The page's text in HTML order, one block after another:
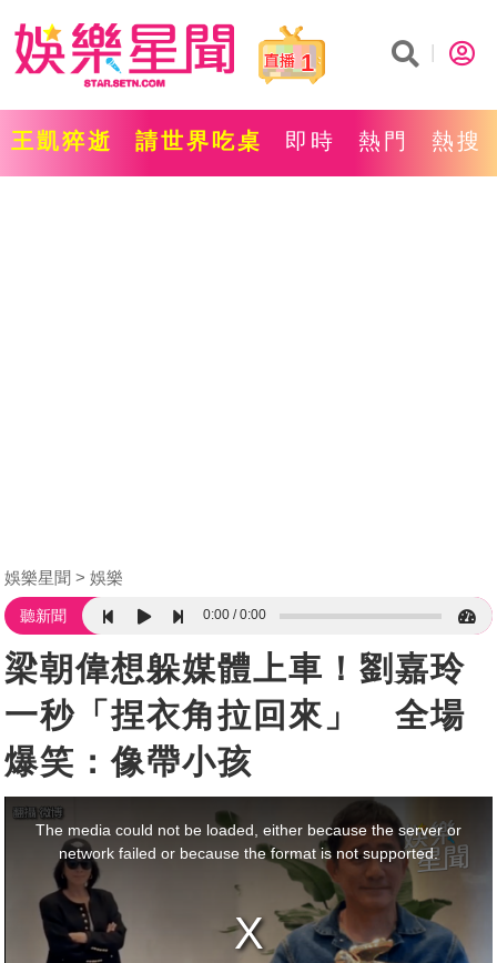
1
王凱猝逝 請世界吃桌 即時 熱門 熱搜
娛樂星聞 娛樂
聽新聞 0:00 0:00
梁朝偉想躲媒體上車！劉嘉玲
一秒「捏衣角拉回來」 全場
爆笑：像帶小孩
The media could not be loaded, either because the server or
network failed or because the format is not supported.